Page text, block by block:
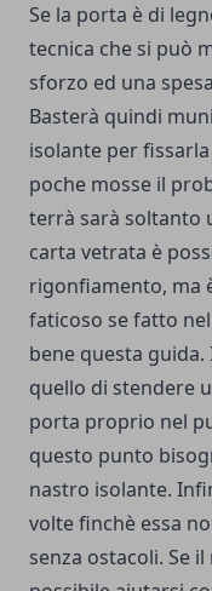
Se la porta è di
tecnica che si può
sforzo ed una
Basterà quindi
isolante per
poche mosse il
terrà sarà soltanto
carta vetrata è
rigonfiamento, ma
faticoso se fatto
bene questa
quello di stendere
porta proprio nel
questo punto
nastro isolante.
volte finchè essa
senza ostacoli. Se